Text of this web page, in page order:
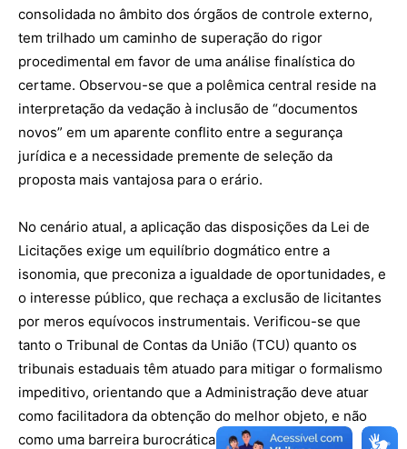
consolidada no âmbito dos órgãos de controle externo,
tem trilhado um caminho de superação do rigor
procedimental em favor de uma análise finalística do
certame. Observou-se que a polêmica central reside na
interpretação da vedação à inclusão de “documentos
novos” em um aparente conflito entre a segurança
jurídica e a necessidade premente de seleção da
proposta mais vantajosa para o erário.
No cenário atual, a aplicação das disposições da Lei de
Licitações exige um equilíbrio dogmático entre a
isonomia, que preconiza a igualdade de oportunidades, e
o interesse público, que rechaça a exclusão de licitantes
por meros equívocos instrumentais. Verificou-se que
tanto o Tribunal de Contas da União (TCU) quanto os
tribunais estaduais têm atuado para mitigar o formalismo
impeditivo, orientando que a Administração deve atuar
como facilitadora da obtenção do melhor objeto, e não
como uma barreira burocrática intransponível.